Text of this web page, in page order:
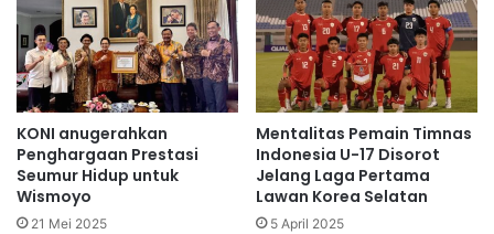
KONI anugerahkan
Penghargaan Prestasi
Seumur Hidup untuk
Wismoyo
21 Mei 2025
Mentalitas Pemain Timnas
Indonesia U-17 Disorot
Jelang Laga Pertama
Lawan Korea Selatan
5 April 2025